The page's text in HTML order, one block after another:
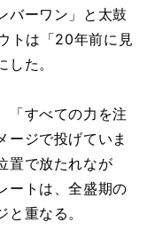
バーワン」と太鼓
トは「20年前に見
た。
「すべての力を注
ージで投げていま
置で放たれなが
ートは、全盛期の
重なる。